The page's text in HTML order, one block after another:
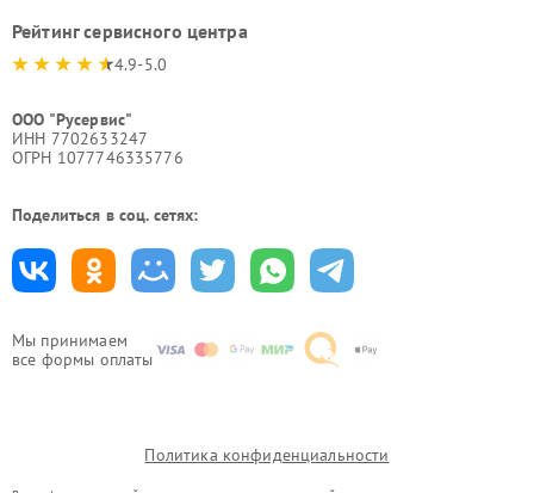
Мы принимаем
все формы оплаты
Рейтинг сервисного центра
4.9-5.0
ООО "Русервис"
ИНН 7702633247
ОГРН 1077746335776
Поделиться в соц. сетях:
Политика конфиденциальности